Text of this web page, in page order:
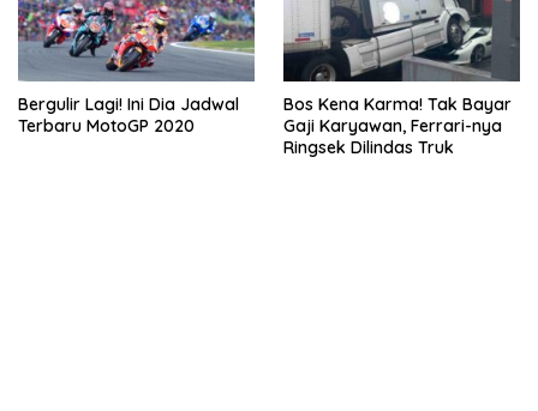
Bergulir Lagi! Ini Dia Jadwal
Terbaru MotoGP 2020
Bos Kena Karma! Tak Bayar
Gaji Karyawan, Ferrari-nya
Ringsek Dilindas Truk